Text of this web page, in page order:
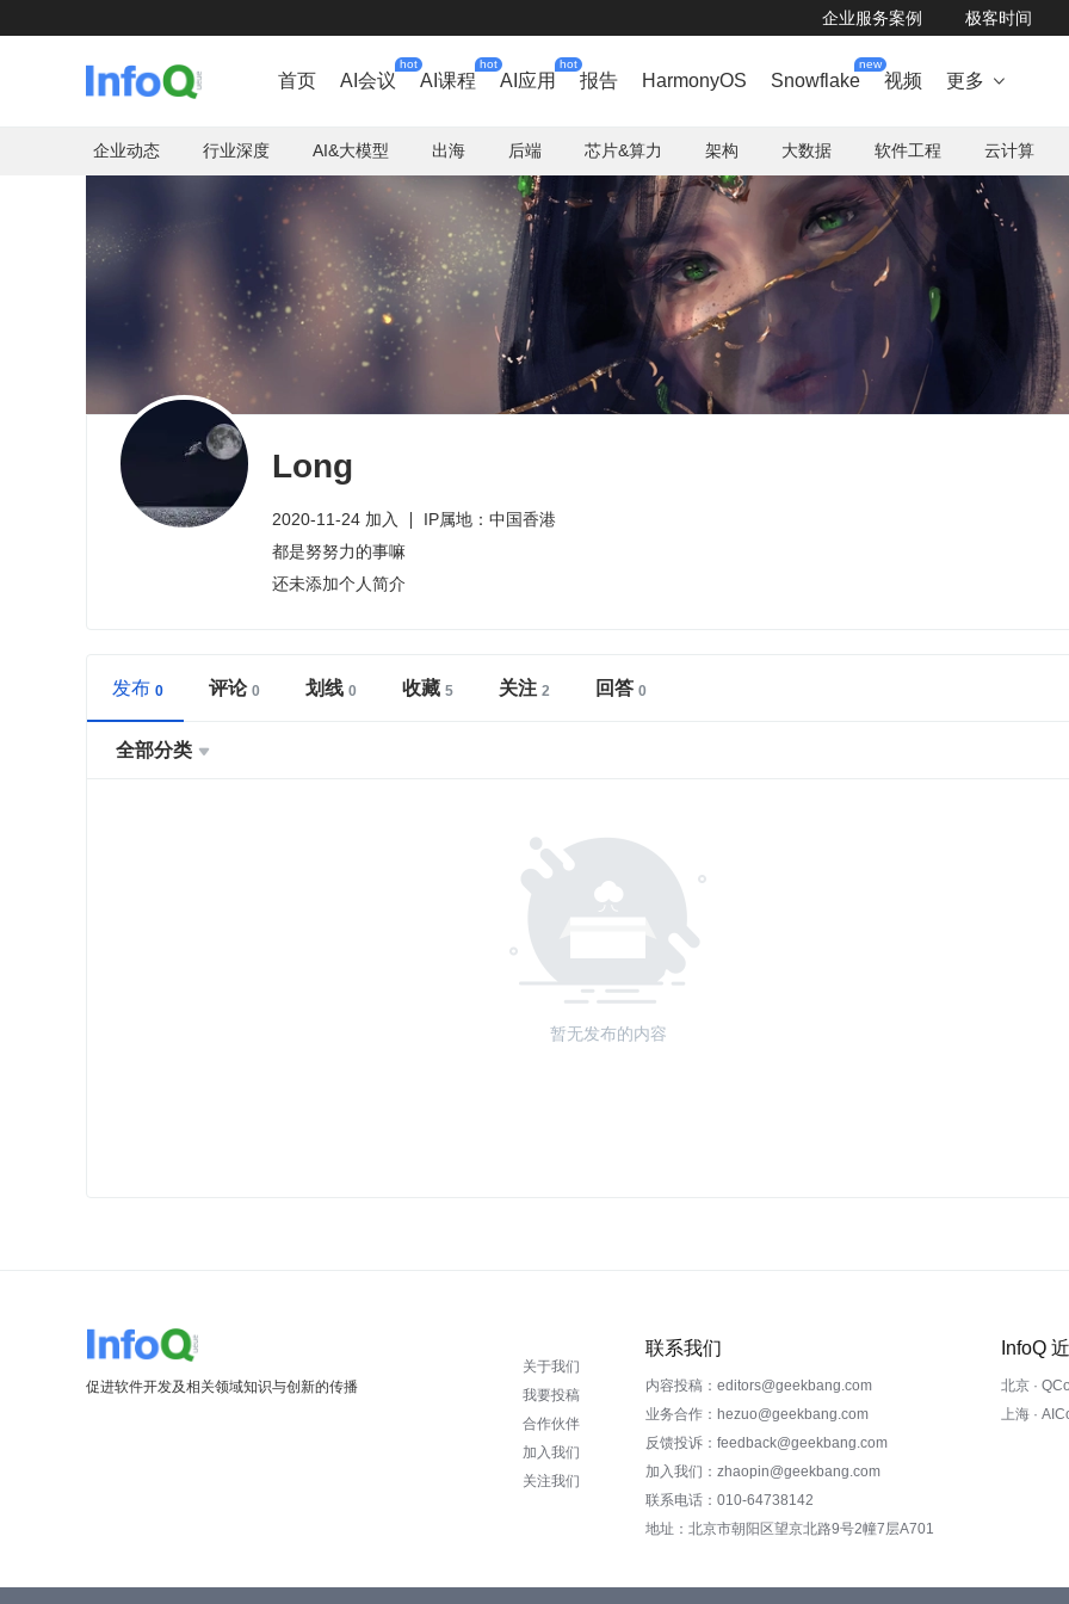
企业服务案例 极客时间
首页 AI会议
hot
AI课程
hot
AI应用
hot
报告 HarmonyOS Snowflake
new
视频 更多 
企业动态 行业深度 AI&大模型 出海 后端 芯片&算力 架构 大数据 软件工程 云计算
Long
2020-11-24 加入
IP属地：中国香港
都是努努力的事嘛
还未添加个人简介
发布 评论 划线 收藏 关注 回答
全部分类 
暂无发布的内容
促进软件开发及相关领域知识与创新的传播
关于我们
我要投稿
合作伙伴
加入我们
关注我们
联系我们
内容投稿：editors@geekbang.com
业务合作：hezuo@geekbang.com
反馈投诉：feedback@geekbang.com
加入我们：zhaopin@geekbang.com
联系电话：010-64738142
地址：北京市朝阳区望京北路9号2幢7层A701
InfoQ
北京 ·
上海 ·